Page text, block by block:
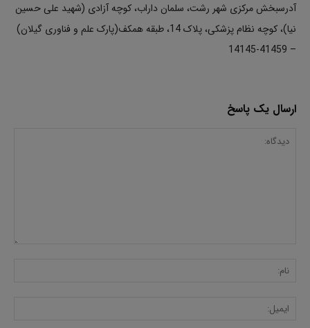
آدرسبخش مرکزی شهر رشت، سلمان داراب، کوچه آزادی (شهید علی حسین
نیا)، کوچه نظام پزشکی، پلاک 14، طبقه همکف(پارک علم و فناوری گیلان)
– 41459-14145
ارسال یک پاسخ